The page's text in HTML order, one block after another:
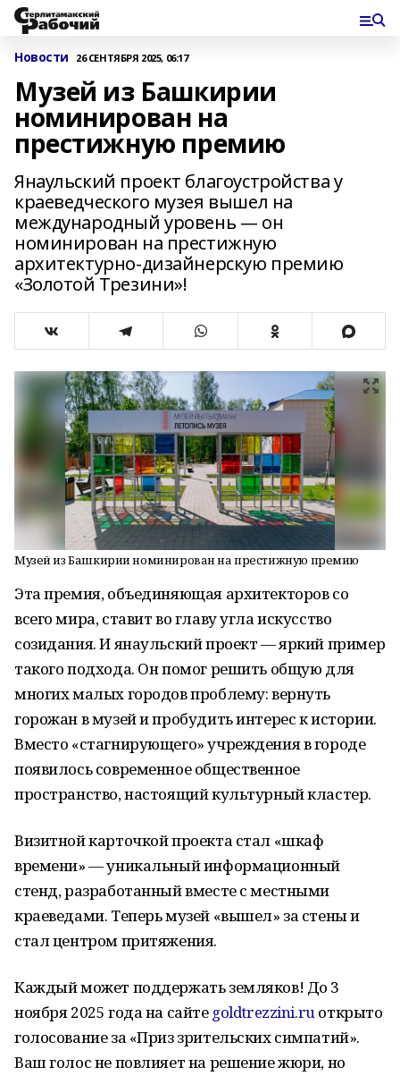
Новости 26 СЕНТЯБРЯ 2025, 06:17
Музей из Башкирии
номинирован на
престижную премию
Янаульский проект благоустройства у
краеведческого музея вышел на
международный уровень — он
номинирован на престижную
архитектурно-дизайнерскую премию
«Золотой Трезини»!
Музей из Башкирии номинирован на престижную премию
Эта премия, объединяющая архитекторов со
всего мира, ставит во главу угла искусство
созидания. И янаульский проект — яркий пример
такого подхода. Он помог решить общую для
многих малых городов проблему: вернуть
горожан в музей и пробудить интерес к истории.
Вместо «стагнирующего» учреждения в городе
появилось современное общественное
пространство, настоящий культурный кластер.
Визитной карточкой проекта стал «шкаф
времени» — уникальный информационный
стенд, разработанный вместе с местными
краеведами. Теперь музей «вышел» за стены и
стал центром притяжения.
Каждый может поддержать земляков! До 3
ноября 2025 года на сайте goldtrezzini.ruоткрыто
голосование за «Приз зрительских симпатий».
Ваш голос не повлияет на решение жюри, но